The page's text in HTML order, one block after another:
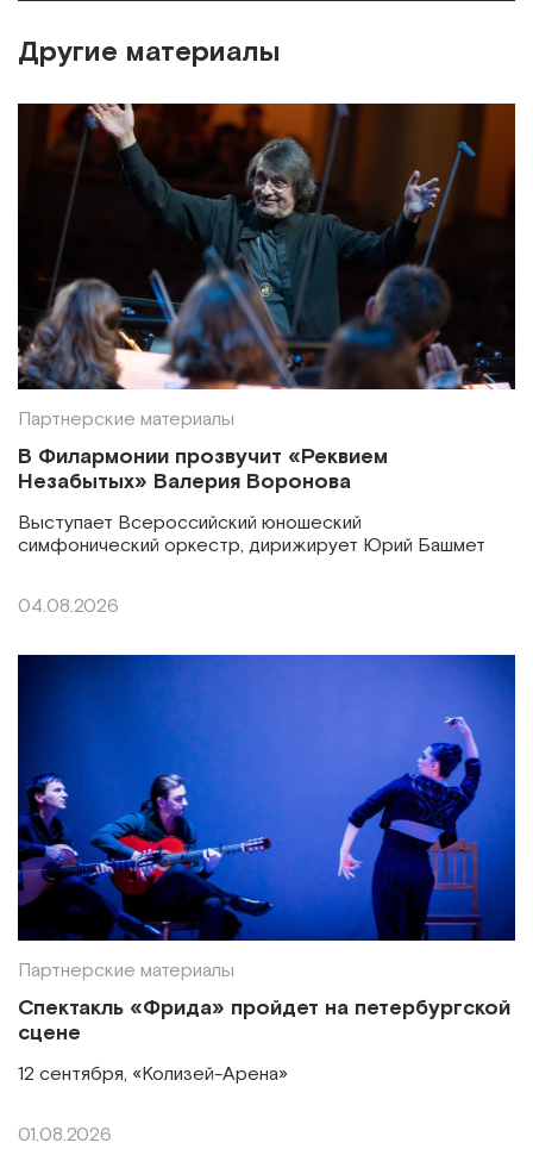
Другие материалы
Партнерские материалы
В Филармонии прозвучит «Реквием
Незабытых» Валерия Воронова
Выступает Всероссийский юношеский
симфонический оркестр, дирижирует Юрий Башмет
04.08.2026
Партнерские материалы
Спектакль «Фрида» пройдет на петербургской
сцене
12 сентября, «Колизей-Арена»
01.08.2026